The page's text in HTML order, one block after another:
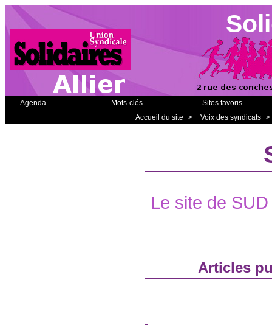
Agenda Mots-clés
Sites favoris
Accueil du site
> Voix des syndicats >
Le site de
Articles